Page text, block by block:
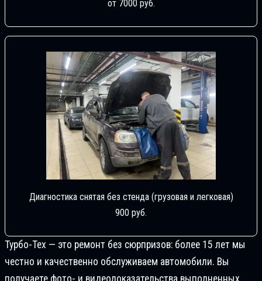
от 7000 руб.
Диагностика снятая без стенда (грузовая и легковая)
900 руб.
Турбо-Тех — это ремонт без сюрпризов: более 15 лет мы
честно и качественно обслуживаем автомобили. Вы
получаете фото- и видеодоказательства выполненных